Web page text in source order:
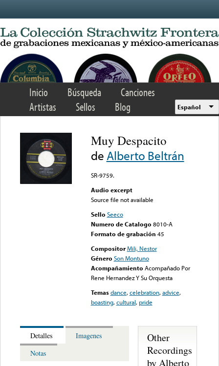
Inicio Búsqueda
Canciones
Artistas
Sellos Blog Español
Muy Despacito
de Alberto Beltrán
SR-9759.
Audio excerpt
Source file not available
Sello Seeco
Numero de Catalogo 8010-A
Formato de grabación 45
Compositor Mili, Nestor
Género Son Montuno
Acompañamiento Acompañado Por
Rene Hernandez Y Su Orquesta
Temas dance,celebration,advice,
boasting,cultural, pride
Detalles
Imagenes
Notas
Other
Recordings
by Alberto